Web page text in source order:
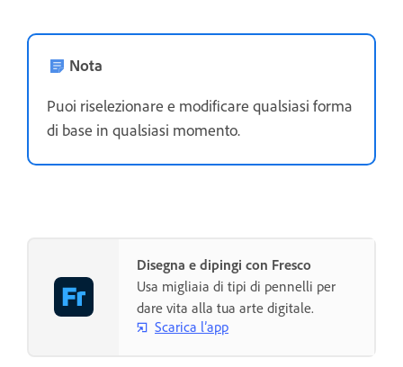
Nota
Puoi riselezionare e modificare qualsiasi forma
di base in qualsiasi momento.
Disegna e dipingi con Fresco
Usa migliaia di tipi di pennelli per
dare vita alla tua arte digitale.
Scarica l’app